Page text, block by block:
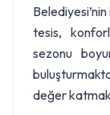
tesis,
sezonu
değer